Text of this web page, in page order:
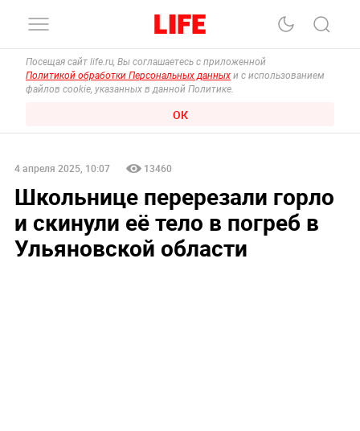
Посещая сайт life.ru, Вы соглашаетесь с приложенной
Политикой обработки Персональных данных и с использованием
файлов cookie, указанных в данной Политике.
ОК
4 апреля 2025, 10:07 13460
Школьнице перерезали горло
и скинули её тело в погреб в
Ульяновской области